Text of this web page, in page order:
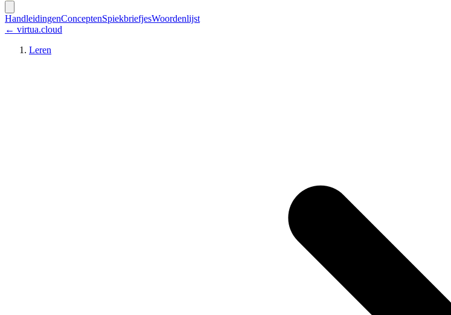
HandleidingenConceptenSpiekbriefjesWoordenlijst
← virtua.cloud
Leren